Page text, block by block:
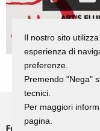
Fondazione Dino Zoli
Il nostro sito
esperienza di
preferenze.
Premendo "Nega"
tecnici.
Per maggiori
pagina.